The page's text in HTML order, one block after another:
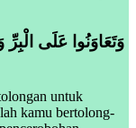
وَتَعَاوَنُوا عَلَى الْبِرِّ
untuk
kamu bertolong-